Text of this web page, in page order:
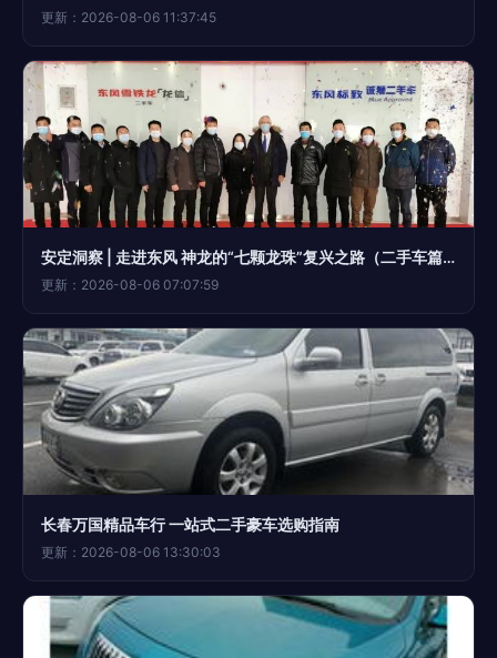
更新：2026-08-06 11:37:45
安定洞察 | 走进东风 神龙的“七颗龙珠”复兴之路（二手车篇）
更新：2026-08-06 07:07:59
长春万国精品车行 一站式二手豪车选购指南
更新：2026-08-06 13:30:03